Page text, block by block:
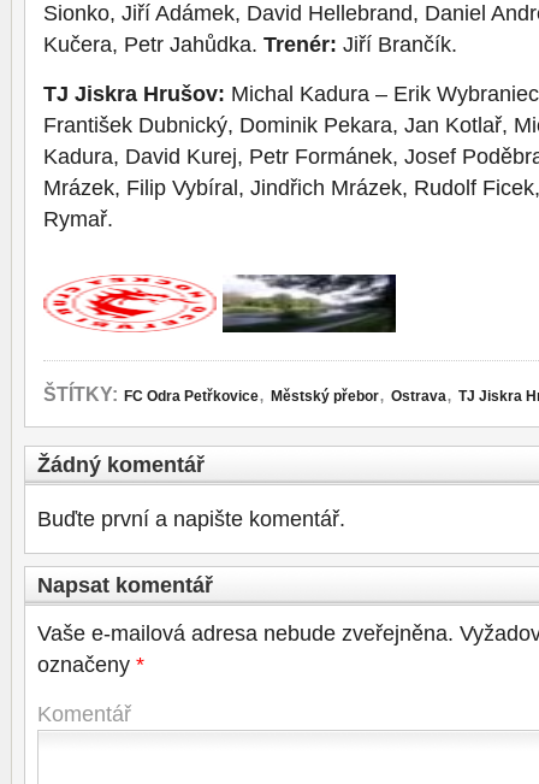
Sionko, Jiří Adámek, David Hellebrand, Daniel
Kučera, Petr Jahůdka. Trenér: Jiří Brančík.
TJ Jiskra Hrušov: Michal Kadura – Erik
František Dubnický, Dominik Pekara, Jan Kotlař,
Kadura, David Kurej, Petr Formánek, Josef
Mrázek, Filip Vybíral, Jindřich Mrázek, Rudolf
Rymař.
ŠTÍTKY: FC Odra Petřkovice, Městský přebor, Ostrava, TJ Jiskra
Žádný komentář
Buďte první a napište komentář.
Napsat komentář
Vaše e-mailová adresa nebude zveřejněna.
označeny *
Komentář